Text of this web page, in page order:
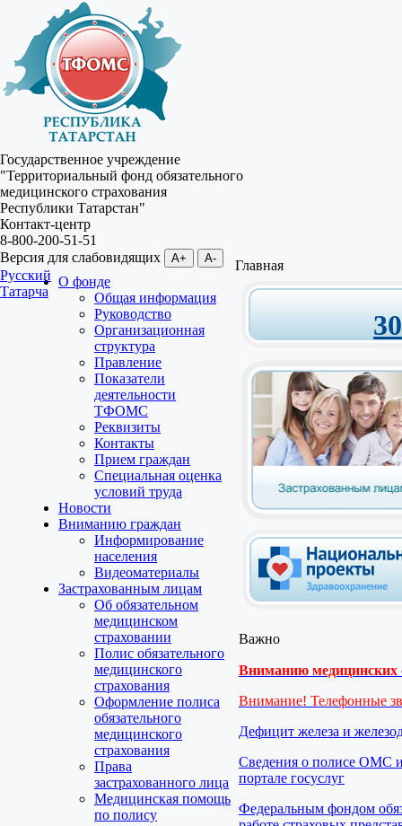
Государственное учреждение
"Территориальный фонд обязательного
медицинского страхования
Республики Татарстан"
Контакт-центр
8-800-200-51-51
Версия для слабовидящих
A+ A-
Русский
Татарча
О фонде
Общая информация
Руководство
Организационная
структура
Правление
Показатели
деятельности
ТФОМС
Реквизиты
Контакты
Прием граждан
Специальная оценка
условий труда
Новости
Вниманию граждан
Информирование
населения
Видеоматериалы
Застрахованным лицам
Об обязательном
медицинском
страховании
Полис обязательного
медицинского
страхования
Оформление полиса
обязательного
медицинского
страхования
Права
застрахованного лица
Медицинская помощь
по полису
Главная
Важно
Вниманию медицинских
Внимание! Телефонные
Дефицит железа и
Сведения о полисе ОМС
портале госуслуг
Федеральным фондом